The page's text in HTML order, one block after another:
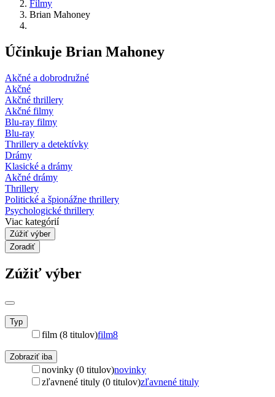
Filmy
Brian Mahoney
Účinkuje Brian Mahoney
Akčné a dobrodružné
Akčné
Akčné thrillery
Akčné filmy
Blu-ray filmy
Blu-ray
Thrillery a detektívky
Drámy
Klasické a drámy
Akčné drámy
Thrillery
Politické a špionážne thrillery
Psychologické thrillery
Viac kategórií
Zúžiť výber
Zoradiť
Zúžiť výber
Typ
film (8 titulov)film8
Zobraziť iba
novinky (0 titulov)novinky
zľavnené tituly (0 titulov)zľavnené tituly